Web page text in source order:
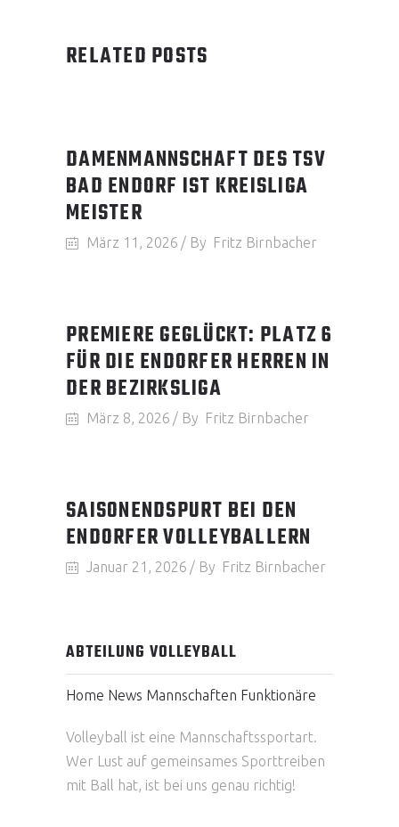
RELATED POSTS
DAMENMANNSCHAFT DES TSV
BAD ENDORF IST KREISLIGA
MEISTER
März 11, 2026 By Fritz Birnbacher
PREMIERE GEGLÜCKT: PLATZ 6
FÜR DIE ENDORFER HERREN IN
DER BEZIRKSLIGA
März 8, 2026 By Fritz Birnbacher
SAISONENDSPURT BEI DEN
ENDORFER VOLLEYBALLERN
Januar 21, 2026 By Fritz Birnbacher
ABTEILUNG VOLLEYBALL
Home News Mannschaften Funktionäre
Volleyball ist eine Mannschaftssportart.
Wer Lust auf gemeinsames Sporttreiben
mit Ball hat, ist bei uns genau richtig!